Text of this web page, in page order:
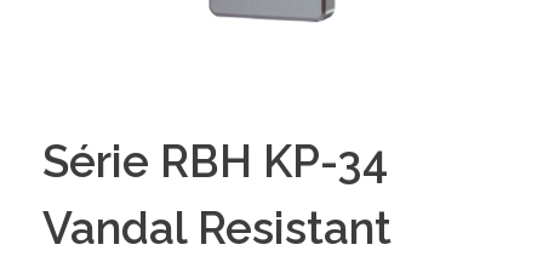
Série RBH KP-34
Vandal Resistant